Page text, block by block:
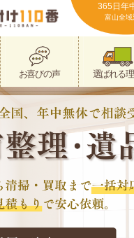
365日年
富山全域
お喜びの声 選ばれる